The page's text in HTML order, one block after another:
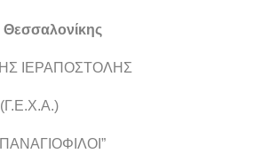
Θεσσαλονίκης
ΙΕΡΑΠΟΣΤΟΛΗΣ